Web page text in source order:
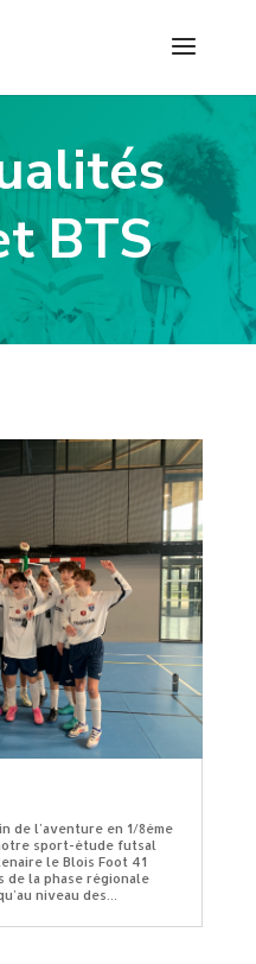
BTS
de l’aventure en 1/8ème
sport-étude futsal
le Blois Foot 41
de la phase régionale
niveau des...